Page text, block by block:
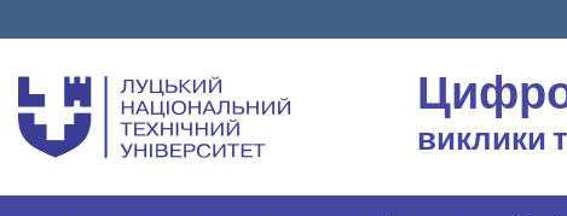
to
content
виклики